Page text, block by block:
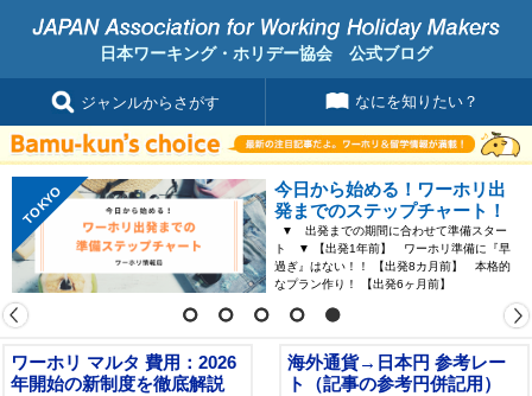
日本ワーキング・ホリデー協会 公式ブログ
ジャンルからさがす なにを知りたい？
TOKYO
今日から始める！ワーホリ出
発までのステップチャート！
ト ▼ 【出発1年前】 ワーホリ準備に『早
過ぎ』はない！！ 【出発8カ月前】 本格的
なプラン作り！ 【出発6ヶ月前】
ワーホリ マルタ 費用：2026
年開始の新制度を徹底解説
海外通貨→日本円 参考レー
ト（記事の参考円併記用）